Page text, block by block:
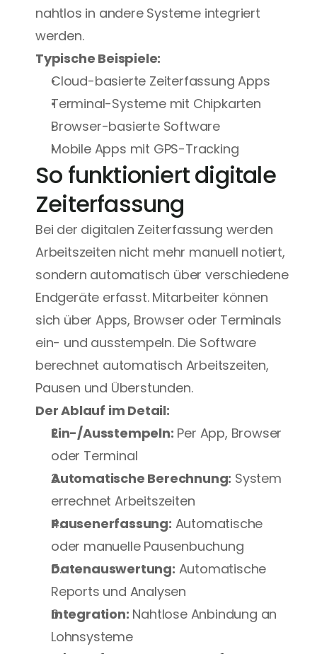
nahtlos in andere Systeme integriert
werden.
Typische Beispiele:
Cloud-basierte Zeiterfassung Apps
Terminal-Systeme mit Chipkarten
Browser-basierte Software
Mobile Apps mit GPS-Tracking
So funktioniert digitale
Zeiterfassung
Bei der digitalen Zeiterfassung werden
Arbeitszeiten nicht mehr manuell notiert,
sondern automatisch über verschiedene
Endgeräte erfasst. Mitarbeiter können
sich über Apps, Browser oder Terminals
ein- und ausstempeln. Die Software
berechnet automatisch Arbeitszeiten,
Pausen und Überstunden.
Der Ablauf im Detail:
Ein-/Ausstempeln: Per App, Browser
oder Terminal
Automatische Berechnung: System
errechnet Arbeitszeiten
Pausenerfassung: Automatische
oder manuelle Pausenbuchung
Datenauswertung: Automatische
Reports und Analysen
Integration: Nahtlose Anbindung an
Lohnsysteme